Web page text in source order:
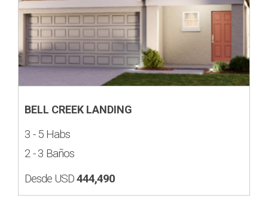
BELL CREEK LANDING
3 - 5 Habs
2 - 3 Baños
Desde USD444,490